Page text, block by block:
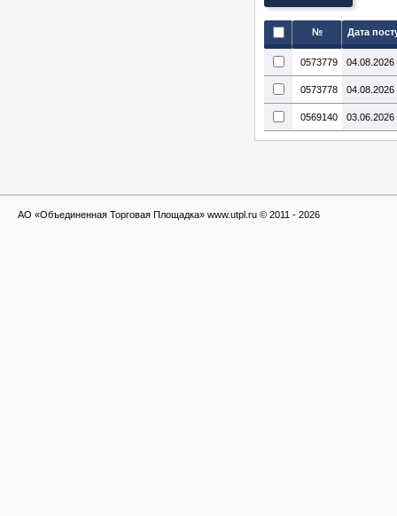
№ Дата
0573779 04.08.2026
0573778 04.08.2026
0569140 03.06.2026
АО «Объединенная Торговая Площадка» www.utpl.ru © 2011 - 2026